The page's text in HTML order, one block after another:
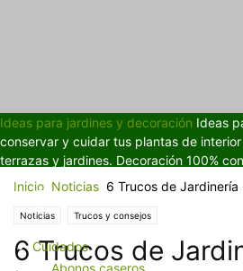
Ideas para jardines y decoración Ideas
conservar y cuidar tus plantas de
terrazas y jardines. Decoración 100%
Cuidados
Abonos caseros
Inicio Noticias 6 Trucos de
Noticias Trucos y consejos
6 Trucos de